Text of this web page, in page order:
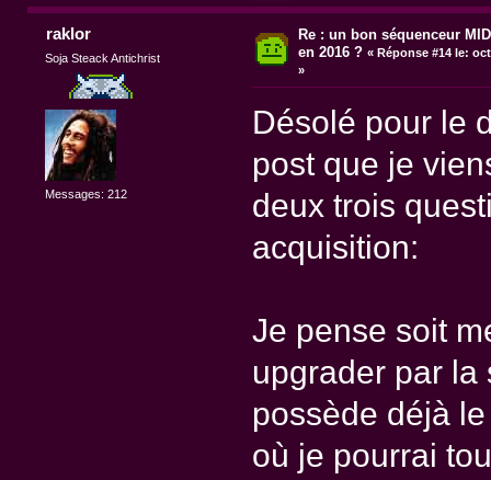
raklor
Soja Steack Antichrist
Messages: 212
Re : un bon séquenceur
en 2016 ? «Réponse #14 le:
»
Désolé pour le
post que je
deux trois
acquisition:
Je pense soit
upgrader par la
possède déjà
où je pourrai